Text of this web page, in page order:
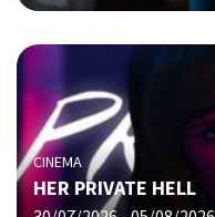
CINEMA
HER PRIVATE HELL